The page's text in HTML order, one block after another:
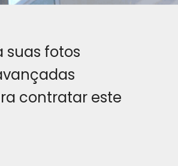
fotos
contratar este